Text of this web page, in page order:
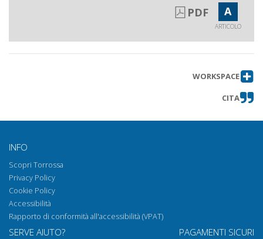
Ottieni articolo
Escludere per integrare : la Politique
Ottieni articolo
Ottieni articolo
PDF A
ARTICOLO
WORKSPACE
CITA
INFO
Scopri Torrossa
Privacy Policy
Cookie Policy
Accessibilità
Rapporto di conformità all'accessibilità (VPAT)
SERVE AIUTO? PAGAMENTI SICURI